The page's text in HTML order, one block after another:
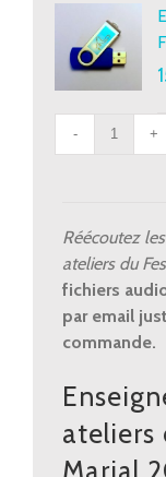
Festival
Marial
2019
quantity
Réécoutez
ateliers du
fichiers
par email
commande.
ateliers
Marial